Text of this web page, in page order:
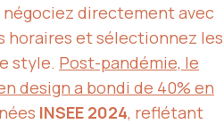
négociez directement avec
horaires et sélectionnez les
style. Post-pandémie, le
design a bondi de 40% en
INSEE 2024, reflétant